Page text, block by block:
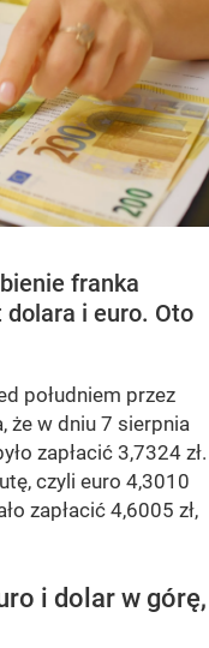
franka
i euro. Oto
południem przez
że w dniu 7 sierpnia
zapłacić 3,7324 zł.
czyli euro 4,3010
zapłacić 4,6005 zł,
i dolar w górę,